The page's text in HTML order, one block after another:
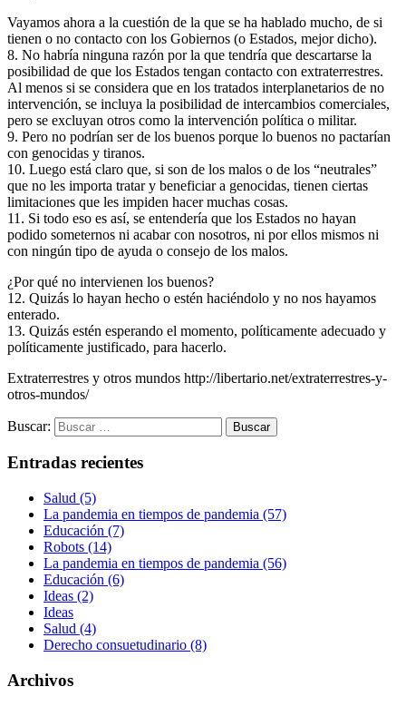
Vayamos ahora a la cuestión de la que se ha hablado mucho, de si
tienen o no contacto con los Gobiernos (o Estados, mejor dicho).
8. No habría ninguna razón por la que tendría que descartarse la
posibilidad de que los Estados tengan contacto con extraterrestres.
Al menos si se considera que en los tratados interplanetarios de no
intervención, se incluya la posibilidad de intercambios comerciales,
pero se excluyan otros como la intervención política o militar.
9. Pero no podrían ser de los buenos porque lo buenos no pactarían
con genocidas y tiranos.
10. Luego está claro que, si son de los malos o de los “neutrales”
que no les importa tratar y beneficiar a genocidas, tienen ciertas
limitaciones que les impiden hacer muchas cosas.
11. Si todo eso es así, se entendería que los Estados no hayan
podido someternos ni acabar con nosotros, ni por ellos mismos ni
con ningún tipo de ayuda o consejo de los malos.
¿Por qué no intervienen los buenos?
12. Quizás lo hayan hecho o estén haciéndolo y no nos hayamos
enterado.
13. Quizás estén esperando el momento, políticamente adecuado y
políticamente justificado, para hacerlo.
Extraterrestres y otros mundos http://libertario.net/extraterrestres-y-
otros-mundos/
Buscar:
Entradas recientes
Salud (5)
La pandemia en tiempos de pandemia (57)
Educación (7)
Robots (14)
La pandemia en tiempos de pandemia (56)
Educación (6)
Ideas (2)
Ideas
Salud (4)
Derecho consuetudinario (8)
Archivos